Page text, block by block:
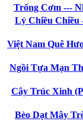
Trống Cơm ---
Lý Chiều Chiều
Việt Nam Quê
Ngồi Tựa Mạn
Cây Trúc Xinh
Bèo Dạt Mây